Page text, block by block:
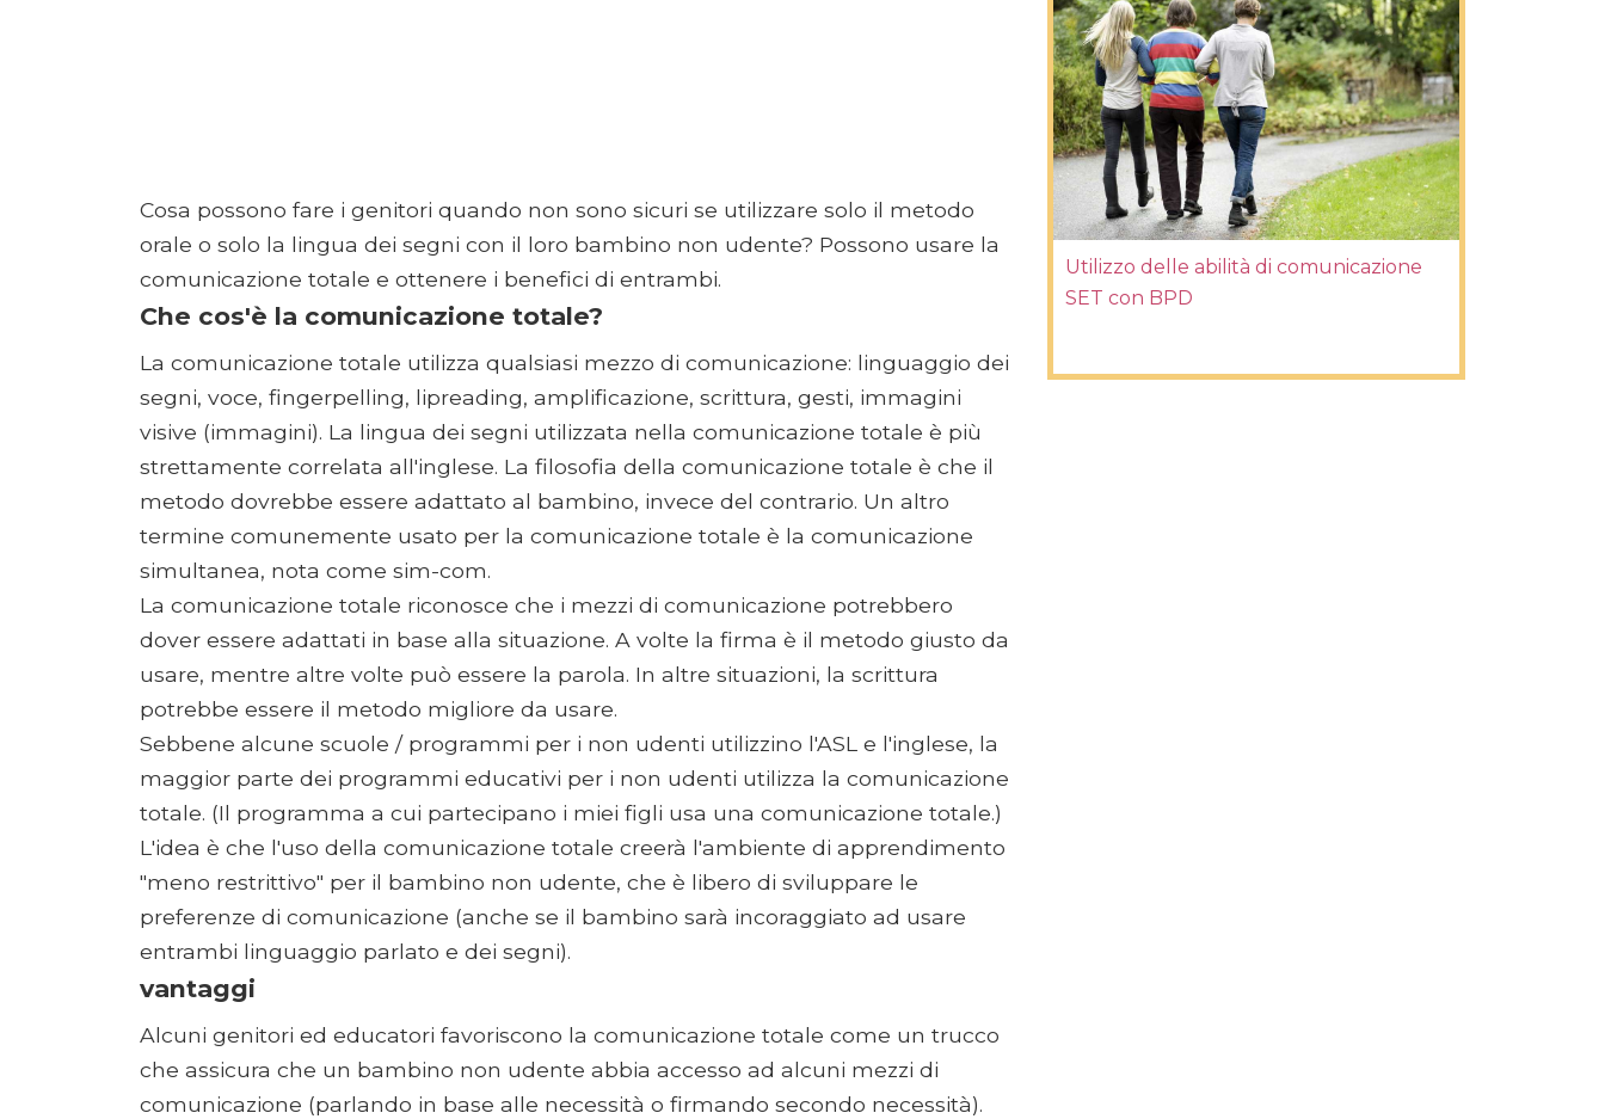
Cosa possono fare i genitori quando non sono sicuri se utilizzare solo il metodo
orale o solo la lingua dei segni con il loro bambino non udente? Possono usare la
comunicazione totale e ottenere i benefici di entrambi.
Che cos'è la comunicazione totale?
La comunicazione totale utilizza qualsiasi mezzo di comunicazione: linguaggio dei
segni, voce, fingerpelling, lipreading, amplificazione, scrittura, gesti, immagini
visive (immagini). La lingua dei segni utilizzata nella comunicazione totale è più
strettamente correlata all'inglese. La filosofia della comunicazione totale è che il
metodo dovrebbe essere adattato al bambino, invece del contrario. Un altro
termine comunemente usato per la comunicazione totale è la comunicazione
simultanea, nota come sim-com.
La comunicazione totale riconosce che i mezzi di comunicazione potrebbero
dover essere adattati in base alla situazione. A volte la firma è il metodo giusto da
usare, mentre altre volte può essere la parola. In altre situazioni, la scrittura
potrebbe essere il metodo migliore da usare.
Sebbene alcune scuole / programmi per i non udenti utilizzino l'ASL e l'inglese, la
maggior parte dei programmi educativi per i non udenti utilizza la comunicazione
totale. (Il programma a cui partecipano i miei figli usa una comunicazione totale.)
L'idea è che l'uso della comunicazione totale creerà l'ambiente di apprendimento
"meno restrittivo" per il bambino non udente, che è libero di sviluppare le
preferenze di comunicazione (anche se il bambino sarà incoraggiato ad usare
entrambi linguaggio parlato e dei segni).
vantaggi
Alcuni genitori ed educatori favoriscono la comunicazione totale come un trucco
che assicura che un bambino non udente abbia accesso ad alcuni mezzi di
comunicazione (parlando in base alle necessità o firmando secondo necessità).
Utilizzo delle abilità di comunicazione
SET con BPD